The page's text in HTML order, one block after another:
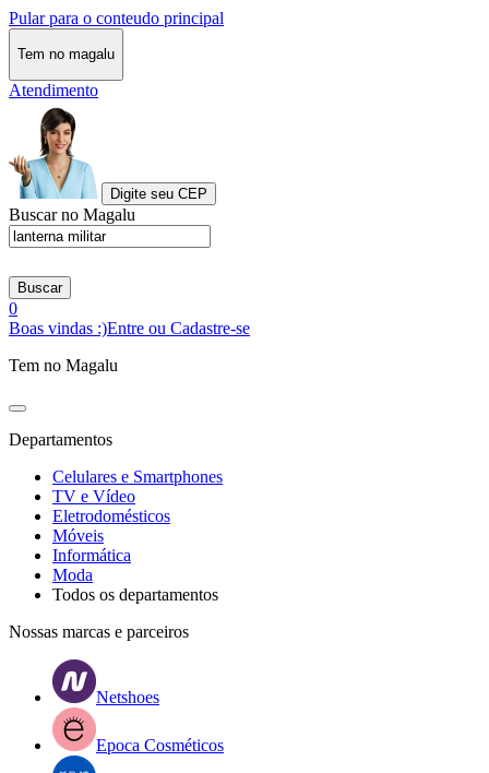
Pular para o conteudo principal
Tem no magalu
Atendimento
Digite seu CEP
Buscar no Magalu
Buscar
0
Boas vindas :)Entre ou Cadastre-se
Tem no Magalu
Departamentos
Celulares e Smartphones
TV e Vídeo
Eletrodomésticos
Móveis
Informática
Moda
Todos os departamentos
Nossas marcas e parceiros
Netshoes
Epoca Cosméticos